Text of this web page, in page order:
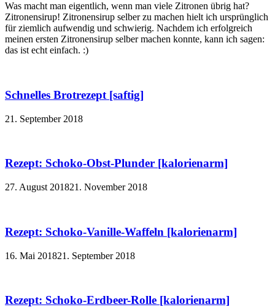
Was macht man eigentlich, wenn man viele Zitronen übrig hat?
Zitronensirup! Zitronensirup selber zu machen hielt ich ursprünglich
für ziemlich aufwendig und schwierig. Nachdem ich erfolgreich
meinen ersten Zitronensirup selber machen konnte, kann ich sagen:
das ist echt einfach. :)
Schnelles Brotrezept [saftig]
21. September 2018
Rezept: Schoko-Obst-Plunder [kalorienarm]
27. August 201821. November 2018
Rezept: Schoko-Vanille-Waffeln [kalorienarm]
16. Mai 201821. September 2018
Rezept: Schoko-Erdbeer-Rolle [kalorienarm]